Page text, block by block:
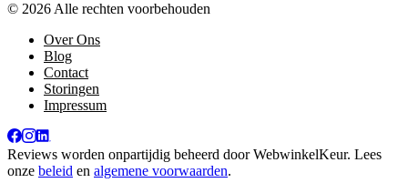
© 2026 Alle rechten voorbehouden
Over Ons
Blog
Contact
Storingen
Impressum
Reviews worden onpartijdig beheerd doorWebwinkelKeur. Lees
onze beleid en algemene voorwaarden.